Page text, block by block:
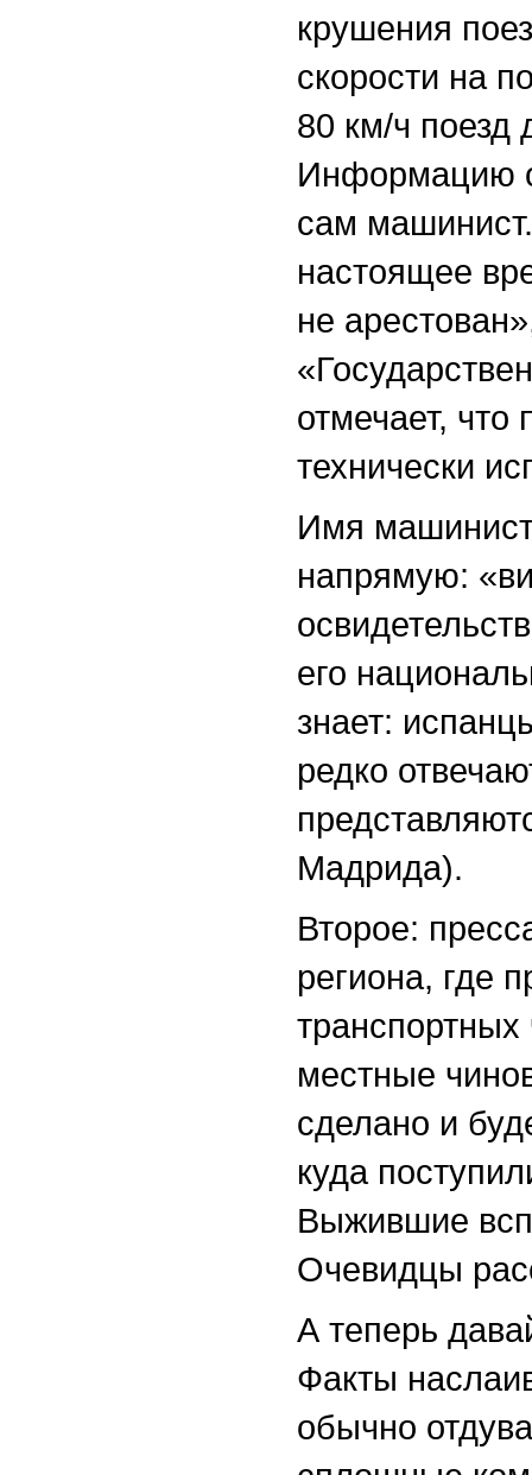
крушения
скорости на
80 км/ч поезд
Информацию
сам
настоящее
не
отмечает,
технически
Имя
напрямую:
его
знает:
редко
Мадрида).
Второе:
региона, где
местные
сделано и
куда
Выжившие
Очевидцы
А теперь
Факты
обычно